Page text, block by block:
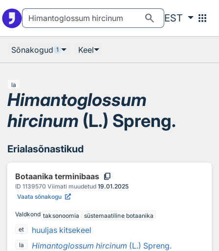
search EST apps
Sõnakogud 1 Keel
la
Himantoglossum
hircinum (L.) Spreng.
Erialasõnastikud
Botaanika terminibaas content_copy
ID 1139570 Viimati muudetud 19.01.2025
Vaata sõnakogu
Valdkond taksonoomia
süstemaatiline botaanika
et
huuljas kitsekeel
la Himantoglossum hircinum (L.) Spreng.